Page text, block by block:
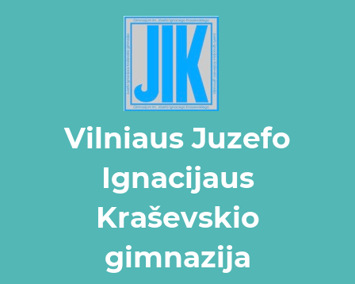
Vilniaus Juzefo
Ignacijaus
Kraševskio
gimnazija